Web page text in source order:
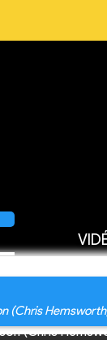
(Chris
(Chris